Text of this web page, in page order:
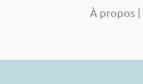
À propos|